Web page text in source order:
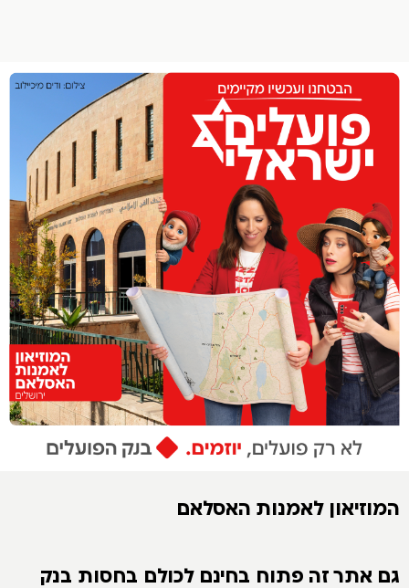
הפרופיל שלי
התנתק
המוזיאון לאמנות האסלאם
גם אתר זה פתוח בחינם לכולם בחסות בנק